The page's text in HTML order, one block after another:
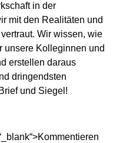
in der
mit den Realitäten und
Wir wissen, wie
unsere Kolleginnen und
erstellen daraus
dringendsten
und Siegel!